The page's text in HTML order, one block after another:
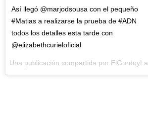
Así llegó @marjodsousa con el pequeño
#Matias a realizarse la prueba de #ADN
todos los detalles esta tarde con
@elizabethcurieloficial
Una publicación compartida por ElGordoyLaFlaca